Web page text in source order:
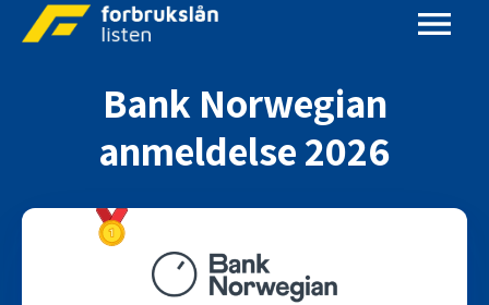
Bank Norwegian
anmeldelse 2026